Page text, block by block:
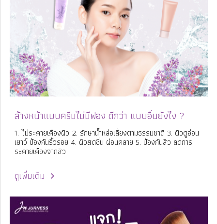
ล้างหน้าแบบครีมไม่มีฟอง ดีกว่า แบบอื่นยังไง ?
1. ไม่ระคายเคืองผิว 2. รักษาน้ำหล่อเลี้ยงตามธรรมชาติ 3. ผิวดูอ่อน
เยาว์ ป้องกันริ้วรอย 4. ผิวสดชื่น ผ่อนคลาย 5. ป้องกันสิว ลดการ
ระคายเคืองจากสิว
ดูเพิ่มเติม